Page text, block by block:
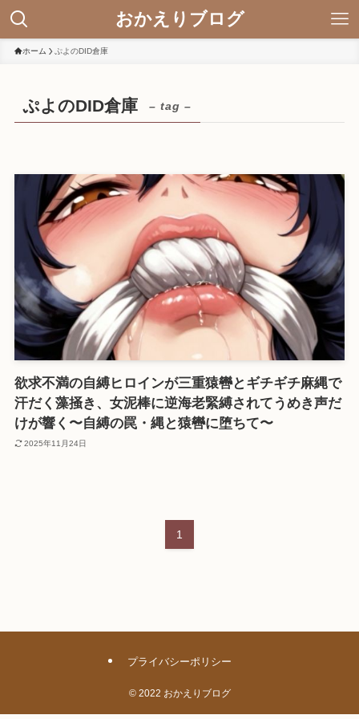
おかえりブログ
ホーム ぷよのDID倉庫
ぷよのDID倉庫 – tag –
欲求不満の自縛ヒロインが三重猿轡とギチギチ麻縄で
汗だく藻掻き、女泥棒に逆海老緊縛されてうめき声だ
けが響く〜自縛の罠・縄と猿轡に堕ちて〜
2025年11月24日
1
プライバシーポリシー
©2022 おかえりブログ